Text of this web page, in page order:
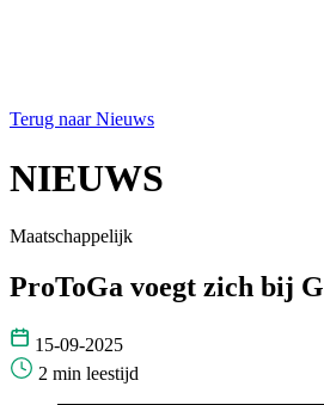
Terug naar Nieuws
NIEUWS
Maatschappelijk
ProToGa voegt zich bij
15-09-2025
2 min leestijd